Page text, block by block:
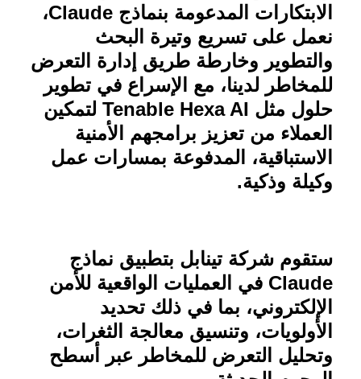
الابتكارات المدعومة بنماذج Claude،
نعمل على تسريع وتيرة البحث
والتطوير وخارطة طريق إدارة التعرض
للمخاطر لدينا، مع الإسراع في تطوير
حلول مثل Tenable Hexa AI لتمكين
العملاء من تعزيز برامجهم الأمنية
الاستباقية، المدفوعة بمسارات عمل
وكيلة وذكية.
ستقوم شركة تينابل بتطبيق نماذج
Claude في العمليات الواقعية للأمن
الإلكتروني، بما في ذلك تحديد
الأولويات، وتنسيق معالجة الثغرات،
وتحليل التعرض للمخاطر عبر أسطح